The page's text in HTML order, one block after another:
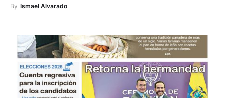
By Ismael Alvarado